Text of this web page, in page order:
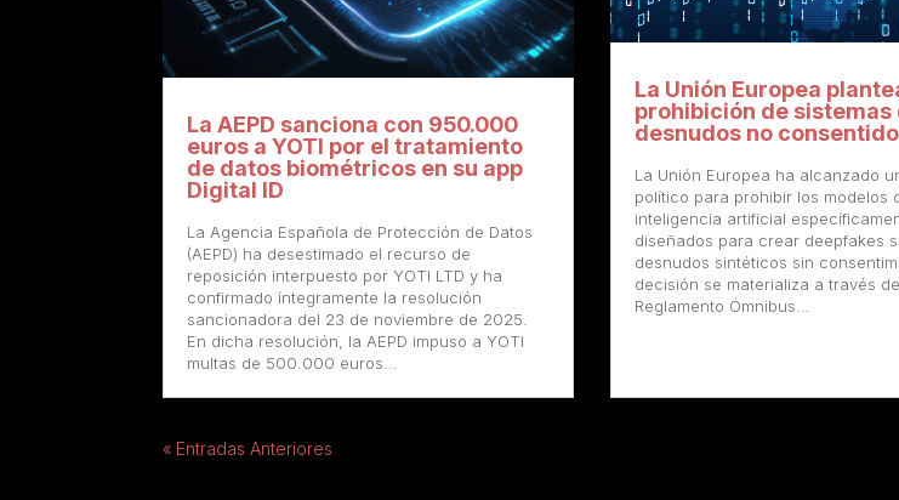
La AEPD sanciona con 950.000
euros a YOTI por el tratamiento
de datos biométricos en su app
Digital ID
La Agencia Española de Protección de Datos
(AEPD) ha desestimado el recurso de
reposición interpuesto por YOTI LTD y ha
confirmado íntegramente la resolución
sancionadora del 23 de noviembre de 2025.
En dicha resolución, la AEPD impuso a YOTI
multas de 500.000 euros…
La Unión Europea
prohibición de sistemas
desnudos no
La Unión Europea ha alcanzado
político para prohibir los modelos
inteligencia artificial
diseñados para crear deepfakes
desnudos sintéticos sin
decisión se materializa a través
Reglamento Ómnibus…
« Entradas Anteriores